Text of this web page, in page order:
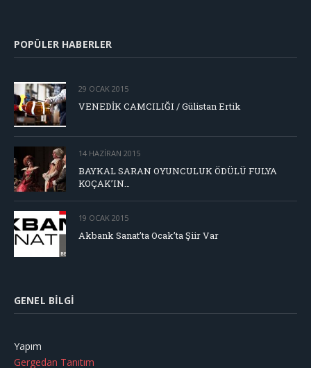
POPÜLER HABERLER
29 OCAK 2015
VENEDİK CAMCILIĞI / Gülistan Ertik
14 HAZIRAN 2015
BAYKAL SARAN OYUNCULUK ÖDÜLÜ FULYA
KOÇAK’IN…
19 OCAK 2015
Akbank Sanat’ta Ocak’ta Şiir Var
GENEL BILGI
Yapım
Gergedan Tanıtım